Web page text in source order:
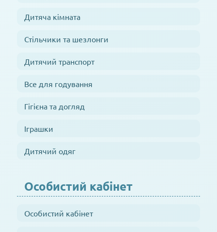
Дитяча кімната
Стільчики та шезлонги
Дитячий транспорт
Все для годування
Гігієна та догляд
Іграшки
Дитячий одяг
Особистий кабінет
Особистий кабінет